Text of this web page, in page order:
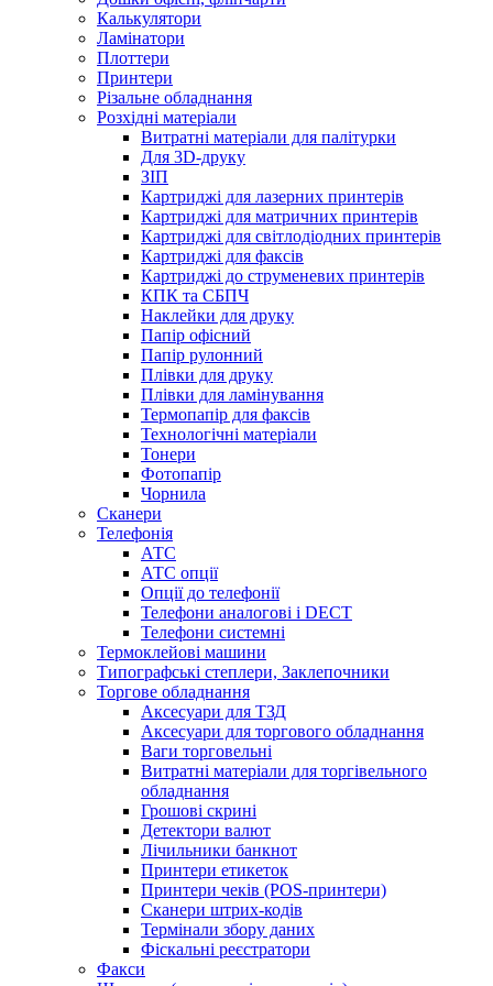
Калькулятори
Ламінатори
Плоттери
Принтери
Різальне обладнання
Розхідні матеріали
Витратні матеріали для палітурки
Для 3D-друку
ЗІП
Картриджі для лазерних принтерів
Картриджі для матричних принтерів
Картриджі для світлодіодних принтерів
Картриджі для факсів
Картриджі до струменевих принтерів
КПК та СБПЧ
Наклейки для друку
Папір офісний
Папір рулонний
Плівки для друку
Плівки для ламінування
Термопапір для факсів
Технологічні матеріали
Тонери
Фотопапір
Чорнила
Сканери
Телефонія
АТС
АТС опції
Опції до телефонії
Телефони аналогові і DECT
Телефони системні
Термоклейові машини
Типографські степлери, Заклепочники
Торгове обладнання
Аксесуари для ТЗД
Аксесуари для торгового обладнання
Ваги торговельні
Витратні матеріали для торгівельного
обладнання
Грошові скрині
Детектори валют
Лічильники банкнот
Принтери етикеток
Принтери чеків (POS-принтери)
Сканери штрих-кодів
Термінали збору даних
Фіскальні реєстратори
Факси